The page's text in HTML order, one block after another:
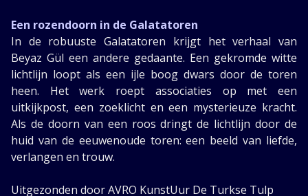
Een rozendoorn in de Galatatoren
In de robuuste Galatatoren krijgt het verhaal van
Beyaz Gül een andere gedaante. Een gekromde witte
lichtlijn loopt als een ijle boog dwars door de toren
heen. Het werk roept associaties op met een
uitkijkpost, een zoeklicht en een mysterieuze kracht.
Als de doorn van een roos dringt de lichtlijn door de
huid van de eeuwenoude toren: een beeld van liefde,
verlangen en trouw.
Uitgezonden door AVRO KunstUur De Turkse Tulp